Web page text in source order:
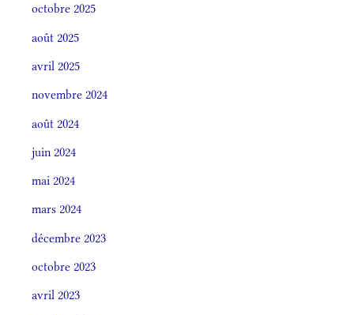
octobre 2025
août 2025
avril 2025
novembre 2024
août 2024
juin 2024
mai 2024
mars 2024
décembre 2023
octobre 2023
avril 2023